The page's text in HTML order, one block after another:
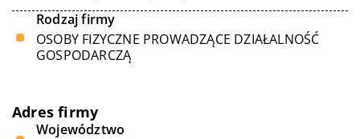
Rodzaj firmy
OSOBY FIZYCZNE PROWADZĄCE DZIAŁALNOŚĆ
GOSPODARCZĄ
Adres firmy
Województwo